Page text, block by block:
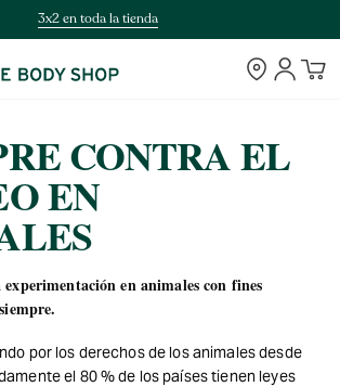
3x2 en toda la tienda
Tiendas
Cuenta
CONTRA EL
EN
experimentación en animales con fines
por los derechos de los animales desde
el 80 % de los países tienen leyes